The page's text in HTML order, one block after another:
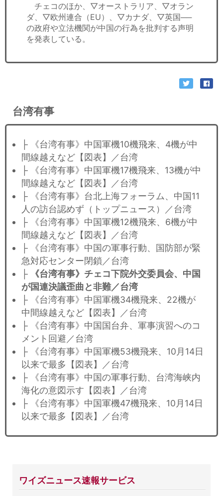
チェコのほか、▽オーストラリア、▽オラン
ダ、▽欧州連合（EU）、▽カナダ、▽英国──
の政府や立法機関が中国の行為を批判する声明
を発表している。
台湾有事
├ 《台湾有事》中国軍機10機飛来、4機が中
間線越えなど【図表】／台湾
├ 《台湾有事》中国軍機17機飛来、13機が中
間線越えなど【図表】／台湾
├ 《台湾有事》台北上海フォーラム、中国11
人の訪台認めず（トップニュース）／台湾
├ 《台湾有事》中国軍機12機飛来、6機が中
間線越えなど【図表】／台湾
├ 《台湾有事》中国の軍事行動、国防部が緊
急対応センター閉鎖／台湾
├
《台湾有事》チェコ下院外交委員会、中国
が国連決議歪曲と非難／台湾
├ 《台湾有事》中国軍機34機飛来、22機が
中間線越えなど【図表】／台湾
├ 《台湾有事》中国国台弁、軍事演習へのコ
メント回避／台湾
├ 《台湾有事》中国軍機53機飛来、10月14日
以来で最多【図表】／台湾
├ 《台湾有事》中国の軍事行動、台湾海峡内
海化の意図示す【図表】／台湾
├ 《台湾有事》中国軍機47機飛来、10月14日
以来で最多【図表】／台湾
ワイズニュース速報サービス